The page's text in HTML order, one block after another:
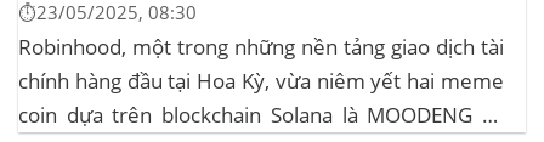
⏱️23/05/2025, 08:30
Robinhood, một trong những nền tảng giao dịch tài
chính hàng đầu tại Hoa Kỳ, vừa niêm yết hai meme
coin dựa trên blockchain Solana là MOODENG và